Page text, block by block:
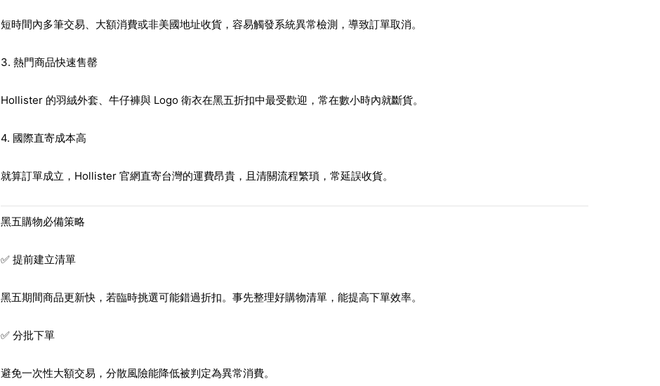
短時間內多筆交易、大額消費或非美國地址收貨，容易觸發系統異常檢測，導致訂單取消。
3. 熱門商品快速售罄
Hollister 的羽絨外套、牛仔褲與 Logo 衛衣在黑五折扣中最受歡迎，常在數小時內就斷貨。
4. 國際直寄成本高
就算訂單成立，Hollister 官網直寄台灣的運費昂貴，且清關流程繁瑣，常延誤收貨。
黑五購物必備策略
✅ 提前建立清單
黑五期間商品更新快，若臨時挑選可能錯過折扣。事先整理好購物清單，能提高下單效率。
✅ 分批下單
避免一次性大額交易，分散風險能降低被判定為異常消費。